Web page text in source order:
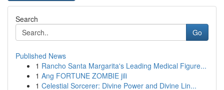
Search
Go
Published News
1 Rancho Santa Margarita's Leading Medical Figure...
1 Ang FORTUNE ZOMBIE jili
1 Celestial Sorcerer: Divine Power and Divine Lin...